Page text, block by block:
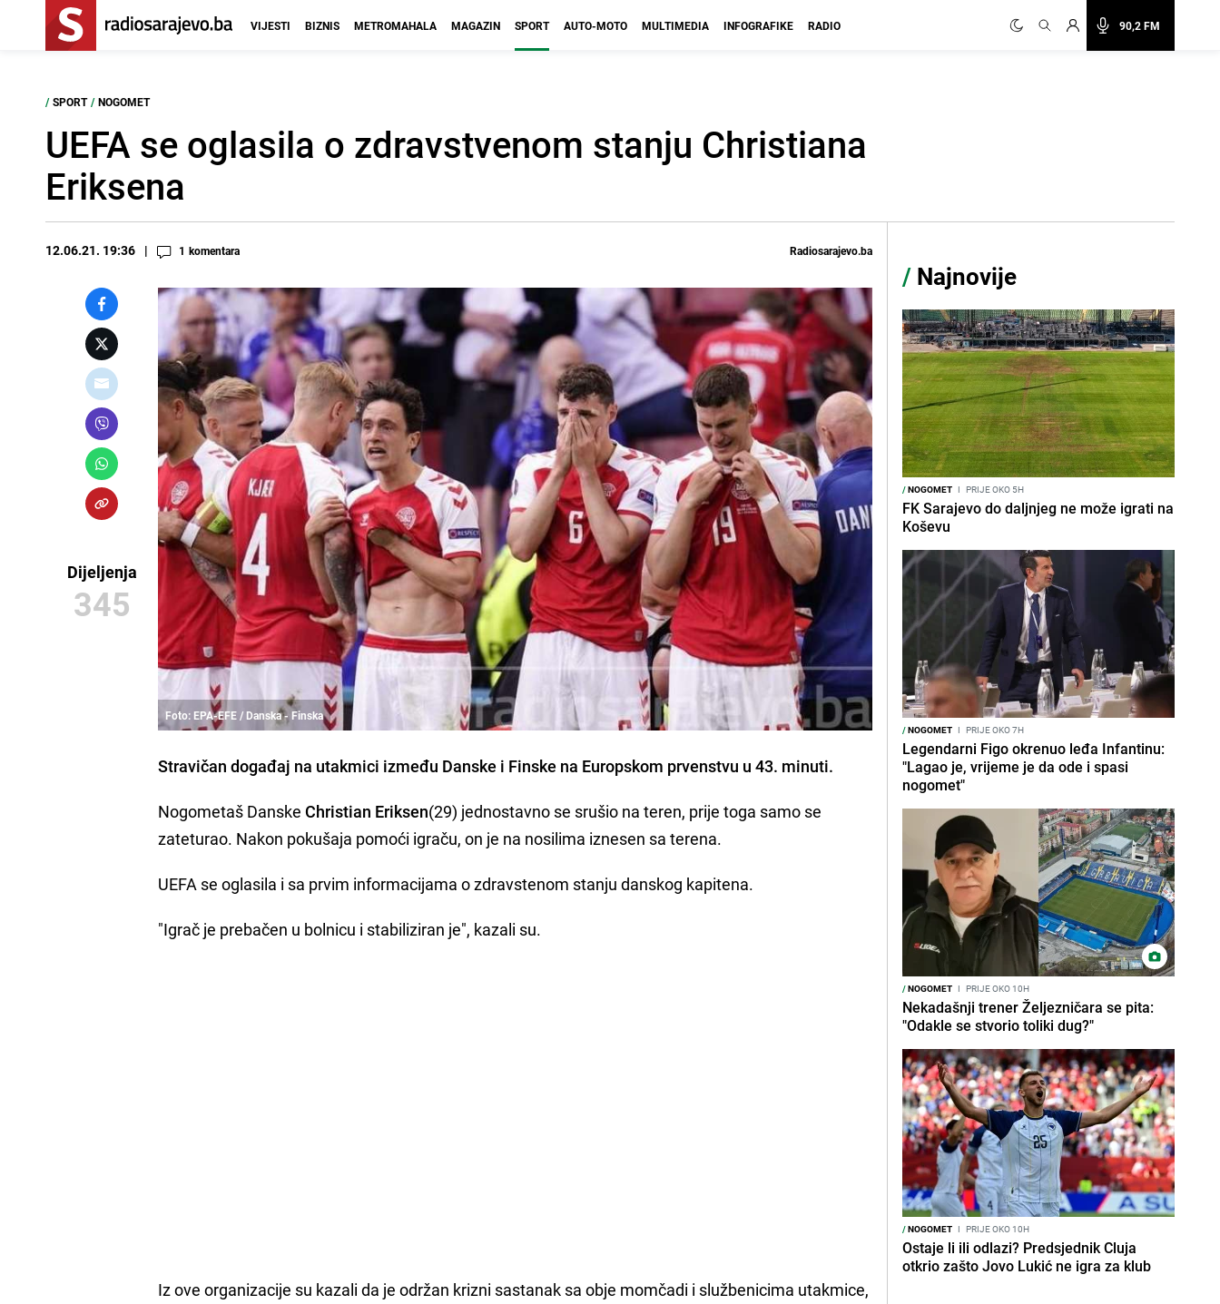
90,2 FM
VIJESTI BIZNIS METROMAHALA MAGAZIN SPORT AUTO-MOTO MULTIMEDIA INFOGRAFIKE RADIO
/ SPORT / NOGOMET
UEFA se oglasila o zdravstvenom stanju Christiana
Eriksena
12.06.21. 19:36 1 komentara Radiosarajevo.ba
Dijeljenja
345
Foto: EPA-EFE / Danska - Finska
Stravičan događaj na utakmici između Danske i Finske na Europskom prvenstvu u 43. minuti.
Nogometaš DanskeChristian Eriksen(29) jednostavno se srušio na teren, prije toga samo se
zateturao. Nakon pokušaja pomoći igraču, on je na nosilima iznesen sa terena.
UEFA se oglasila i sa prvim informacijama o zdravstenom stanju danskog kapitena.
"Igrač je prebačen u bolnicu i stabiliziran je", kazali su.
Iz ove organizacije su kazali da je održan krizni sastanak sa obje momčadi i službenicima utakmice,
/ Najnovije
/NOGOMET I PRIJE OKO 5H
FK Sarajevo do daljnjeg ne može igrati na
Koševu
/NOGOMET I PRIJE OKO 7H
Legendarni Figo okrenuo leđa Infantinu:
"Lagao je, vrijeme je da ode i spasi
nogomet"
/NOGOMET I PRIJE OKO 10H
Nekadašnji trener Željezničara se pita:
"Odakle se stvorio toliki dug?"
/NOGOMET I PRIJE OKO 10H
Ostaje li ili odlazi? Predsjednik Cluja
otkrio zašto Jovo Lukić ne igra za klub